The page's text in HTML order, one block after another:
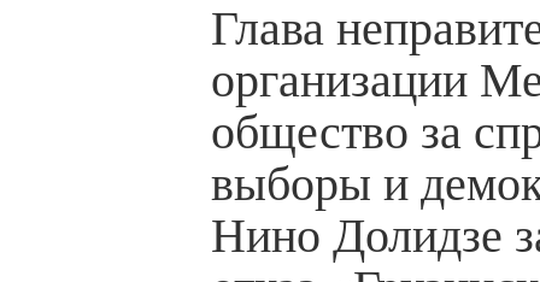
Глава
организации
общество за
выборы и
Нино Долидзе